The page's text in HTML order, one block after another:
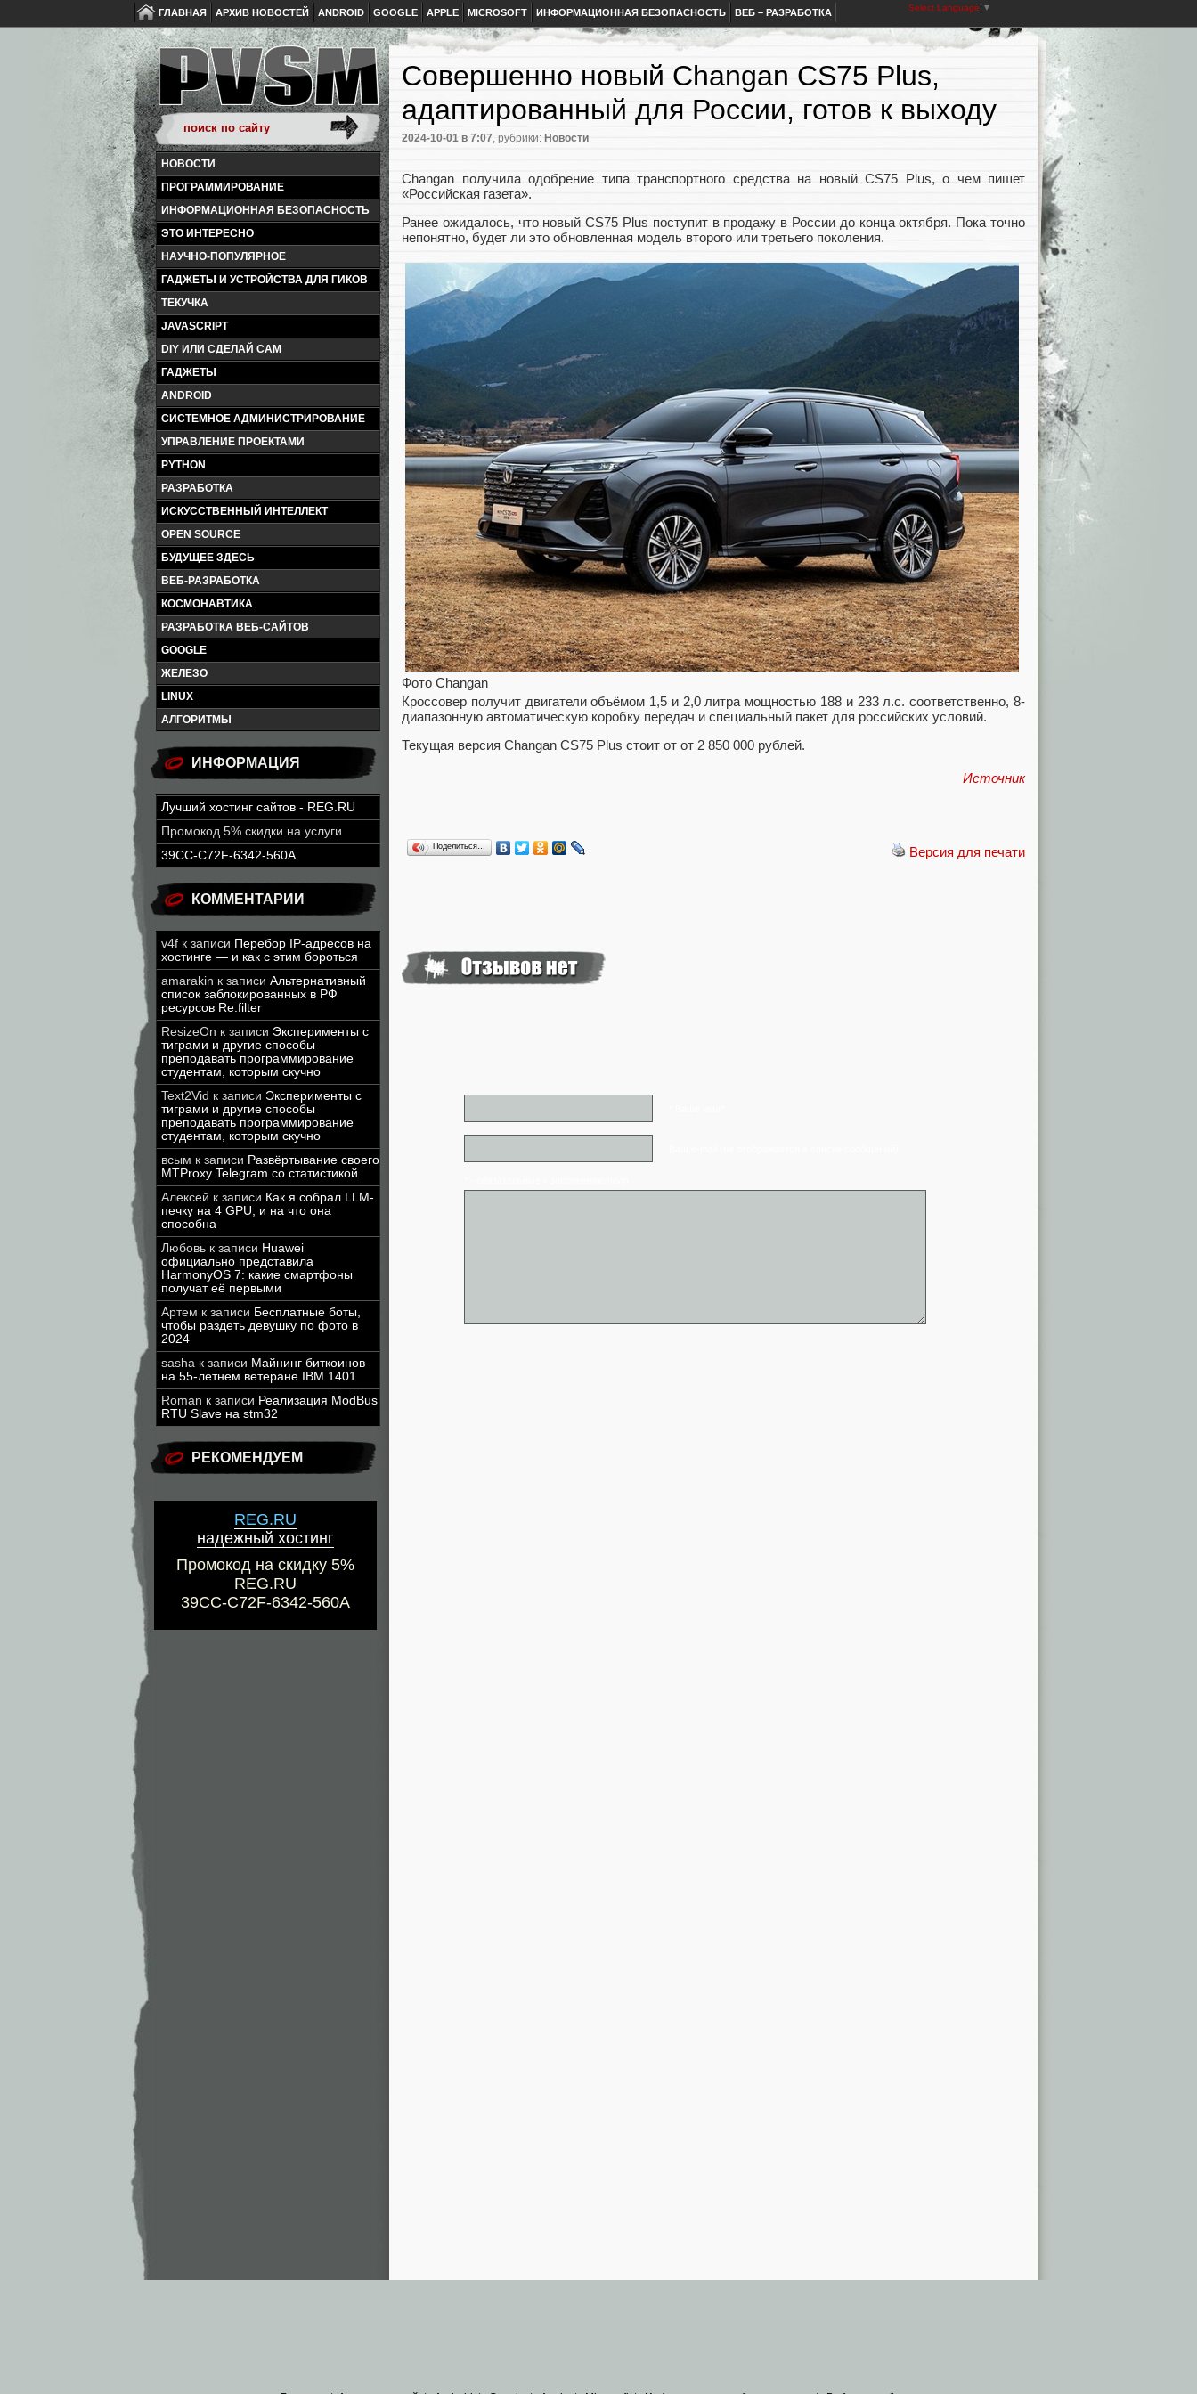
ГЛАВНАЯ АРХИВ НОВОСТЕЙ ANDROID GOOGLE APPLE MICROSOFT ИНФОРМАЦИОННАЯ БЕЗОПАСНОСТЬ ВЕБ – РАЗРАБОТКА Select Language ▼
НОВОСТИ
ПРОГРАММИРОВАНИЕ
ИНФОРМАЦИОННАЯ БЕЗОПАСНОСТЬ
ЭТО ИНТЕРЕСНО
НАУЧНО-ПОПУЛЯРНОЕ
ГАДЖЕТЫ И УСТРОЙСТВА ДЛЯ ГИКОВ
ТЕКУЧКА
JAVASCRIPT
DIY ИЛИ СДЕЛАЙ САМ
ГАДЖЕТЫ
ANDROID
СИСТЕМНОЕ АДМИНИСТРИРОВАНИЕ
УПРАВЛЕНИЕ ПРОЕКТАМИ
PYTHON
РАЗРАБОТКА
ИСКУССТВЕННЫЙ ИНТЕЛЛЕКТ
OPEN SOURCE
БУДУЩЕЕ ЗДЕСЬ
ВЕБ-РАЗРАБОТКА
КОСМОНАВТИКА
РАЗРАБОТКА ВЕБ-САЙТОВ
GOOGLE
ЖЕЛЕЗО
LINUX
АЛГОРИТМЫ
ИНФОРМАЦИЯ
Лучший хостинг сайтов - REG.RU
Промокод 5% скидки на услуги
39CC-C72F-6342-560A
КОММЕНТАРИИ
v4f к записи Перебор IP-адресов на
хостинге — и как с этим бороться
amarakin к записи Альтернативный
список заблокированных в РФ
ресурсов Re:filter
ResizeOn к записи Эксперименты с
тиграми и другие способы
преподавать программирование
студентам, которым скучно
Text2Vid к записи Эксперименты с
тиграми и другие способы
преподавать программирование
студентам, которым скучно
всым к записи Развёртывание своего
MTProxy Telegram со статистикой
Алексей к записи Как я собрал LLM-
печку на 4 GPU, и на что она
способна
Любовь к записи Huawei
официально представила
HarmonyOS 7: какие смартфоны
получат её первыми
Артем к записи Бесплатные боты,
чтобы раздеть девушку по фото в
2024
sasha к записи Майнинг биткоинов
на 55-летнем ветеране IBM 1401
Roman к записи Реализация ModBus
RTU Slave на stm32
РЕКОМЕНДУЕМ
REG.RU
надежный хостинг
Промокод на скидку 5%
REG.RU
39CC-C72F-6342-560A
Совершенно новый Changan CS75 Plus,
адаптированный для России, готов к выходу
2024-10-01 в 7:07, рубрики: Новости
Changan получила одобрение типа транспортного средства на новый CS75 Plus, о чем пишет
«Российская газета».
Ранее ожидалось, что новый CS75 Plus поступит в продажу в России до конца октября. Пока точно
непонятно, будет ли это обновленная модель второго или третьего поколения.
Фото Changan
Кроссовер получит двигатели объёмом 1,5 и 2,0 литра мощностью 188 и 233 л.с. соответственно, 8-
диапазонную автоматическую коробку передач и специальный пакет для российских условий.
Текущая версия Changan CS75 Plus стоит от от 2 850 000 рублей.
Источник
Версия для печати
Поделиться…